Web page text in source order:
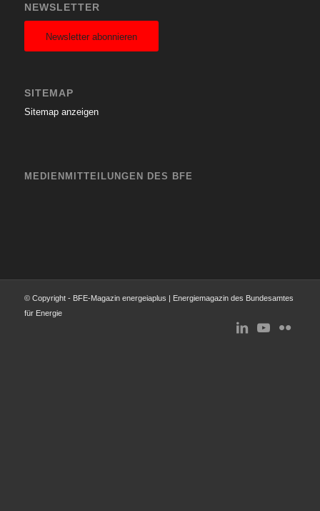
NEWSLETTER
Newsletter abonnieren
SITEMAP
Sitemap anzeigen
MEDIENMITTEILUNGEN DES BFE
© Copyright - BFE-Magazin energeiaplus | Energiemagazin des Bundesamtes
für Energie